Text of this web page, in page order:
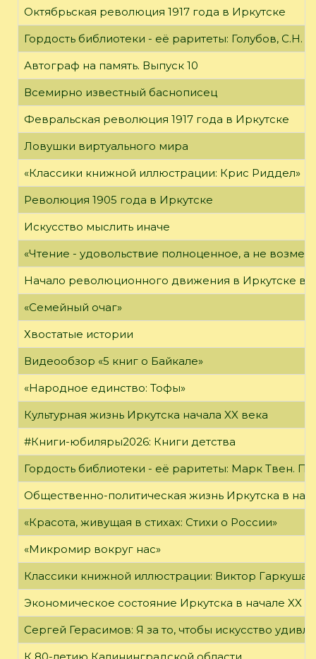
Октябрьская революция 1917 года в Иркутске
Гордость библиотеки - её раритеты: Голубов, С.Н.
Автограф на память. Выпуск 10
Всемирно известный баснописец
Февральская революция 1917 года в Иркутске
Ловушки виртуального мира
«Классики книжной иллюстрации: Крис Риддел»
Революция 1905 года в Иркутске
Искусство мыслить иначе
«Чтение - удовольствие полноценное, а не
Начало революционного движения в Иркутске в
«Семейный очаг»
Хвостатые истории
Видеообзор «5 книг о Байкале»
«Народное единство: Тофы»
Культурная жизнь Иркутска начала XX века
#Книги-юбиляры2026: Книги детства
Гордость библиотеки - её раритеты: Марк Твен.
Общественно-политическая жизнь Иркутска в
«Красота, живущая в стихах: Стихи о России»
«Микромир вокруг нас»
Классики книжной иллюстрации: Виктор Гаркуша
Экономическое состояние Иркутска в начале XX
Сергей Герасимов: Я за то, чтобы искусство